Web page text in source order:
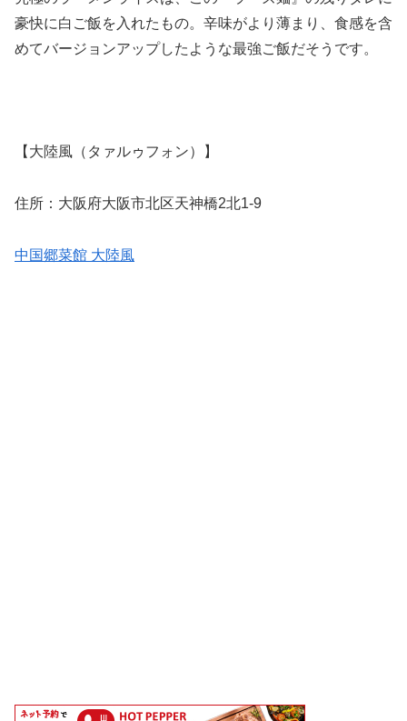
豪快に白ご飯を入れたもの。辛味がより薄まり、食感を含
めてバージョンアップしたような最強ご飯だそうです。
【大陸風（タァルゥフォン）】
住所：大阪府大阪市北区天神橋2北1-9
中国郷菜館 大陸風